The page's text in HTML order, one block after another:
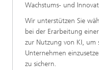
Wachstums- und
Wir unterstützen Sie
bei der Erarbeitung
zur Nutzung von KI,
Unternehmen
zu sichern.